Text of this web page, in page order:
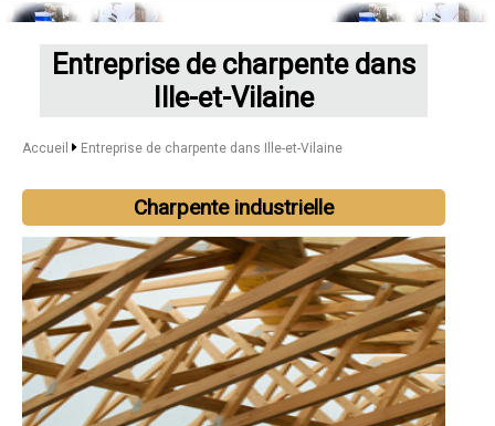
Entreprise de charpente dans
Ille-et-Vilaine
Accueil Entreprise de charpente dans Ille-et-Vilaine
Charpente industrielle